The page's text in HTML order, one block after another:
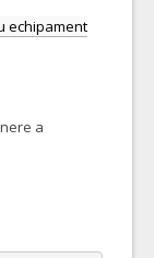
echipament
a